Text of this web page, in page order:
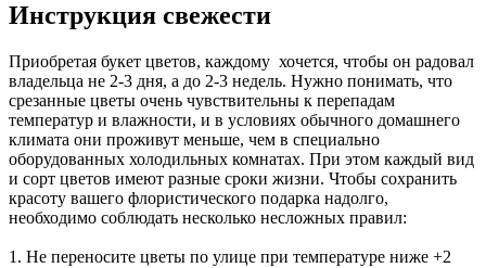
Инструкция свежести
Приобретая букет цветов, каждому хочется, чтобы он радовал
владельца не 2-3 дня, а до 2-3 недель. Нужно понимать, что
срезанные цветы очень чувствительны к перепадам
температур и влажности, и в условиях обычного домашнего
климата они проживут меньше, чем в специально
оборудованных холодильных комнатах. При этом каждый вид
и сорт цветов имеют разные сроки жизни. Чтобы сохранить
красоту вашего флористического подарка надолго,
необходимо соблюдать несколько несложных правил:
1. Не переносите цветы по улице при температуре ниже +2